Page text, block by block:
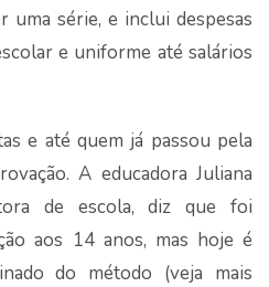
uma série, e inclui despesas
e uniforme até salários
e até quem já passou pela
A educadora Juliana
de escola, diz que foi
aos 14 anos, mas hoje é
do método (veja mais